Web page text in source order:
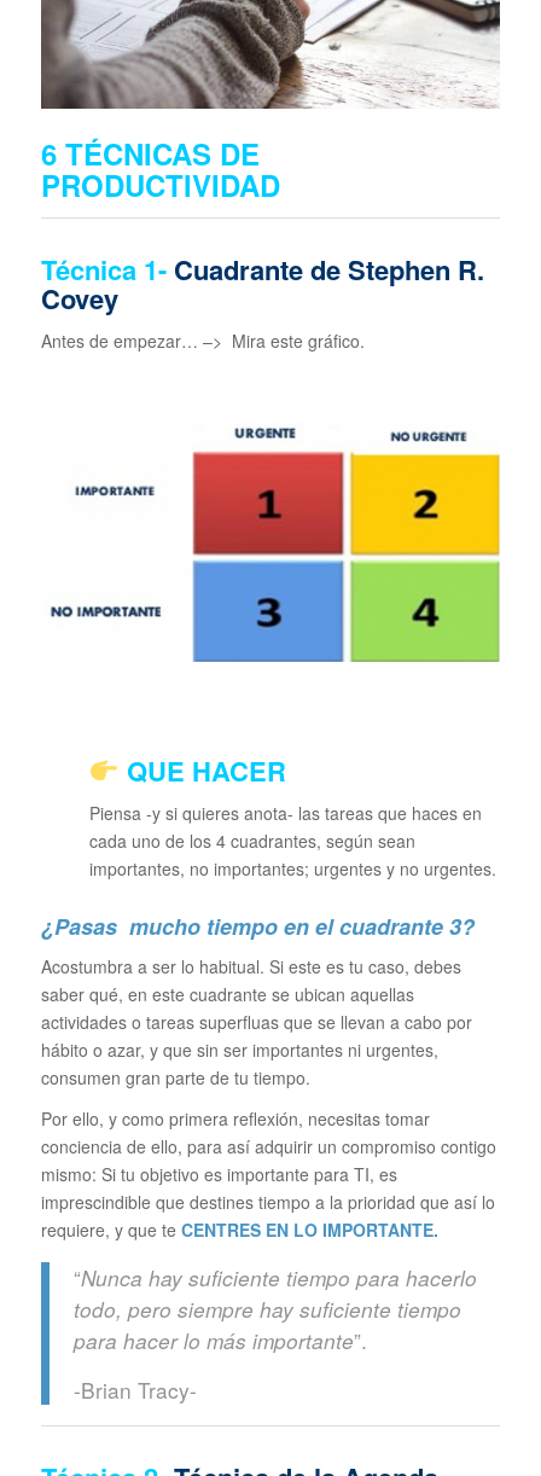
6 TÉCNICAS DE
PRODUCTIVIDAD
Técnica 1-Cuadrante de Stephen R.
Covey
Antes de empezar… –> Mira este gráfico.
QUE HACER
Piensa -y si quieres anota- las tareas que haces en
cada uno de los 4 cuadrantes, según sean
importantes, no importantes; urgentes y no urgentes.
¿Pasas mucho tiempo en el cuadrante 3?
Acostumbra a ser lo habitual. Si este es tu caso, debes
saber qué, en este cuadrante se ubican aquellas
actividades o tareas superfluas que se llevan a cabo por
hábito o azar, y que sin ser importantes ni urgentes,
consumen gran parte de tu tiempo.
Por ello, y como primera reflexión, necesitas tomar
conciencia de ello, para así adquirir un compromiso contigo
mismo: Si tu objetivo es importante para TI, es
imprescindible que destines tiempo a la prioridad que así lo
requiere, y que te CENTRES EN LO IMPORTANTE.
“Nunca hay suficiente tiempo para hacerlo
todo, pero siempre hay suficiente tiempo
para hacer lo más importante”.
-Brian Tracy-